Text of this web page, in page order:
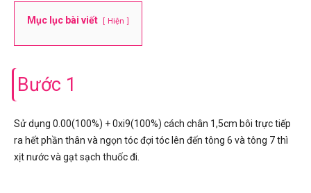
Mục lục bài viết Hiện
Bước 1
Sử dụng 0.00(100%) + 0xi9(100%) cách chân 1,5cm bôi trực tiếp
ra hết phần thân và ngọn tóc đợi tóc lên đến tông 6 và tông 7 thì
xịt nước và gạt sạch thuốc đi.